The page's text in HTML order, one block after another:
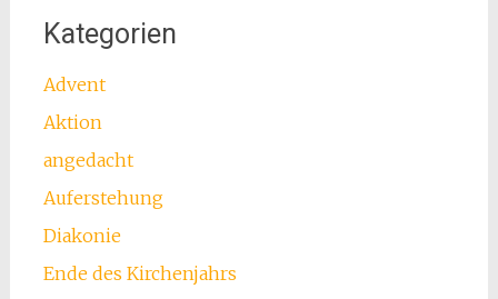
Kategorien
Advent
Aktion
angedacht
Auferstehung
Diakonie
Ende des Kirchenjahrs